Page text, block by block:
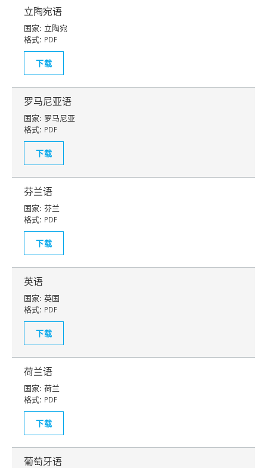
立陶宛语
国家: 立陶宛
格式: PDF
下载
罗马尼亚语
国家: 罗马尼亚
格式: PDF
下载
芬兰语
国家: 芬兰
格式: PDF
下载
英语
国家: 英国
格式: PDF
下载
荷兰语
国家: 荷兰
格式: PDF
下载
葡萄牙语